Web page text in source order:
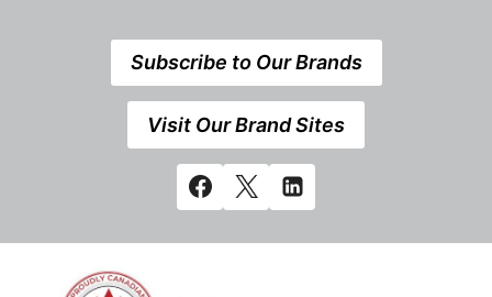
Subscribe to Our Brands
Visit Our Brand Sites